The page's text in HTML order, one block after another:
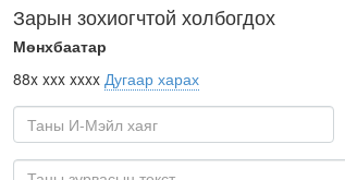
Зарын зохиогчтой холбогдох
Мөнхбаатар
88x xxx xxxx Дугаар харах